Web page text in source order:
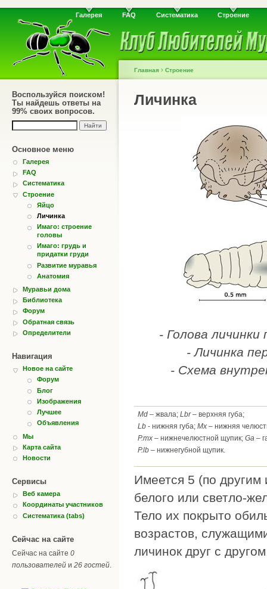
Галерея FAQ Систематика Строение
Воспользуйся поиском!
Ты найдешь ответы на
99% своих вопросов.
Основное меню
Галерея
FAQ
Систематика
Строение
Яйцо
Личинка
Имаго: строение
головы
Имаго: грудь и
придатки груди
Развитие муравья
Анатомия
Муравьи дома
Библиотека
Форум
Обратная связь
Определители
Навигация
Новое на сайте
Форум
Блог
Изображения
Лучшее
Объявления
Мы
Карта сайта
Новости
Сервисы
Веб камера
Координаты участников
Систематика (tabs)
Сейчас на сайте
Сейчас на сайте 0
пользователей и 26 гостей.
Главная › Строение
Личинка
- Голова личинки
- Личинка
- Схема
Md – жвала; Lbr– верхняя губа;
Lb - нижняя губа; Mx – нижняя
P.mx – нижнечелюстной щупик; Ga –
P.lb – нижнегубной щупик.
Имеется 5 (по другим
белого или светло-
Тело их покрыто
возрастов,
личинок друг с